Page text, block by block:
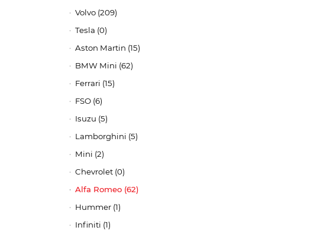
Volvo (209)
Tesla (0)
Aston Martin (15)
BMW Mini (62)
Ferrari (15)
FSO (6)
Isuzu (5)
Lamborghini (5)
Mini (2)
Chevrolet (0)
Alfa Romeo (62)
Hummer (1)
Infiniti (1)